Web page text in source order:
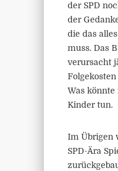
der SPD
der
die das
muss. Das
verursacht
Was
Kinder tun.
Im Übrigen
SPD-Ära